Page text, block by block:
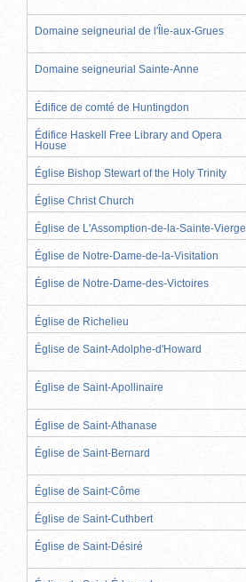
Domaine seigneurial de l'Île-aux-Grues
Domaine seigneurial Sainte-Anne
Édifice de comté de Huntingdon
Édifice Haskell Free Library and Opera
House
Église Bishop Stewart of the Holy Trinity
Église Christ Church
Église de L'Assomption-de-la-Sainte-Vierge
Église de Notre-Dame-de-la-Visitation
Église de Notre-Dame-des-Victoires
Église de Richelieu
Église de Saint-Adolphe-d'Howard
Église de Saint-Apollinaire
Église de Saint-Athanase
Église de Saint-Bernard
Église de Saint-Côme
Église de Saint-Cuthbert
Église de Saint-Désiré